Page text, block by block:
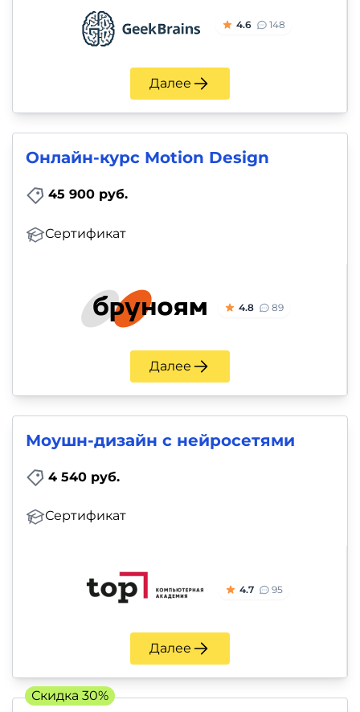
4.6 148
Далее
Онлайн-курс Motion Design
45 900 руб.
Сертификат
4.8 89
Далее
Моушн-дизайн с нейросетями
4 540 руб.
Сертификат
4.7 95
Далее
Скидка 30%